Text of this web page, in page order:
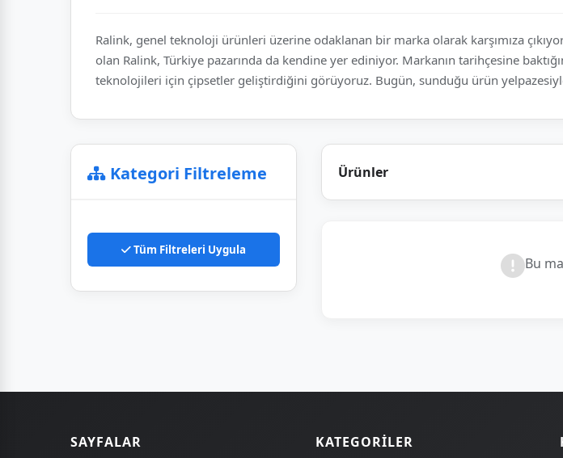
Ralink, genel teknoloji ürünleri üzerine odaklanan bir marka olarak karşımıza
olan Ralink, Türkiye pazarında da kendine yer ediniyor. Markanın tarihçesine
teknolojileri için çipsetler geliştirdiğini görüyoruz. Bugün, sunduğu ürün
Kategori Filtreleme
Tüm Filtreleri Uygula
Ürünler
Bu
SAYFALAR KATEGORILER